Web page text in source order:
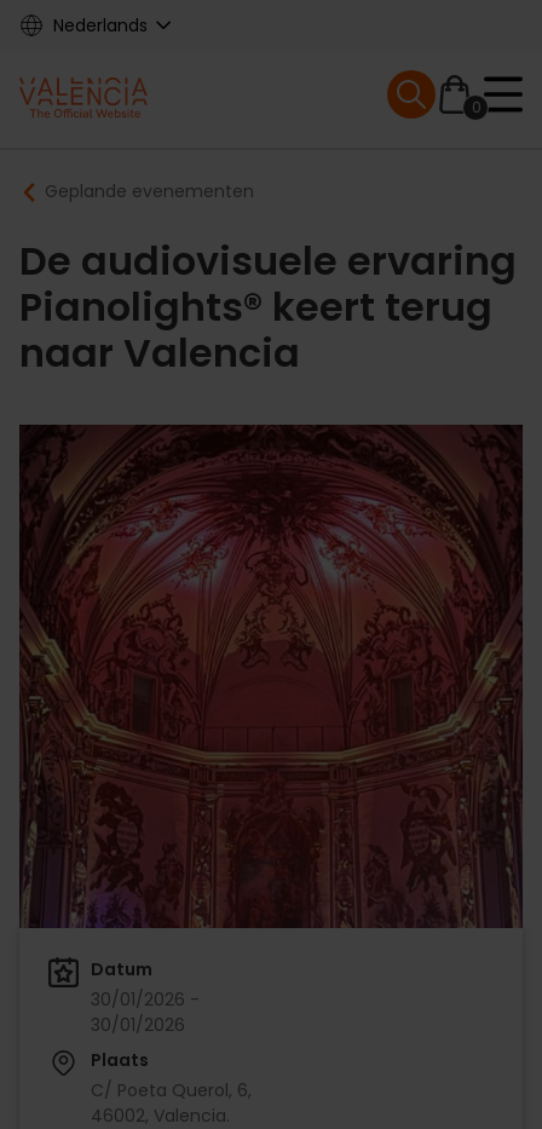
Skip
content
Nederlands
Main
navigation
0
Mobile menu
Breadcrumb
Geplande evenementen
De audiovisuele ervaring
Pianolights® keert terug
naar Valencia
Datum
30/01/2026 -
30/01/2026
Plaats
C/ Poeta Querol, 6,
46002, Valencia.